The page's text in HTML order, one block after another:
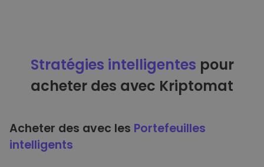
Stratégies intelligentes pour
acheter des avec Kriptomat
Acheter des avec les Portefeuilles
intelligents